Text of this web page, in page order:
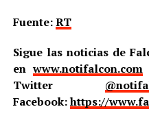
Fuente:RT
Sigue las noticias de
enwww.notifalcon.com
Twitter
Facebook:https://